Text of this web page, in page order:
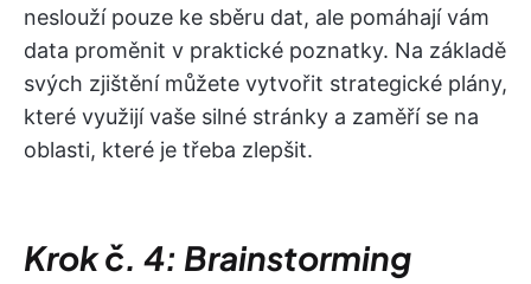
neslouží pouze ke sběru dat, ale pomáhají vám
data proměnit v praktické poznatky. Na základě
svých zjištění můžete vytvořit strategické plány,
které využijí vaše silné stránky a zaměří se na
oblasti, které je třeba zlepšit.
Krok č. 4: Brainstorming